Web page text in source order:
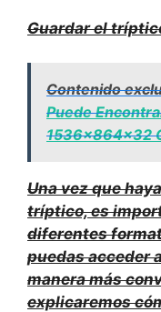
Guardar el
Contenido
Puede
1536x864x32
Una vez que
tríptico, es
diferentes
puedas acceder
manera más
explicaremos